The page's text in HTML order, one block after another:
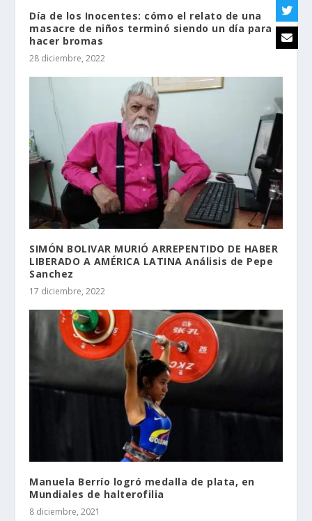
Día de los Inocentes: cómo el relato de una
masacre de niños terminó siendo un día para
hacer bromas
28 diciembre, 2022
SIMÓN BOLIVAR MURIÓ ARREPENTIDO DE HABER
LIBERADO A AMÉRICA LATINA Análisis de Pepe
Sanchez
17 diciembre, 2022
Manuela Berrío logró medalla de plata, en
Mundiales de halterofilia
8 diciembre, 2021